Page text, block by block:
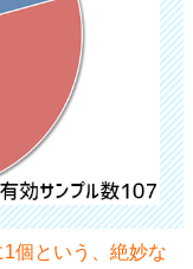
個という、絶妙な